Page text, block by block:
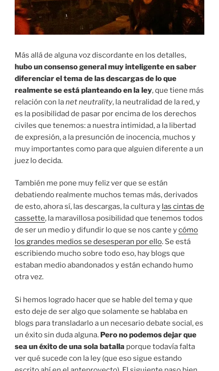
Más allá de alguna voz discordante en los detalles,
hubo un consenso general muy inteligente en saber
diferenciar el tema de las descargas de lo que
realmente se está planteando en la ley, que tiene más
relación con lanet neutrality, la neutralidad de la red, y
es la posibilidad de pasar por encima de los derechos
civiles que tenemos: a nuestra intimidad, a la libertad
de expresión, a la presunción de inocencia, muchos y
muy importantes como para que alguien diferente a un
juez lo decida.
También me pone muy feliz ver que se están
debatiendo realmente muchos temas más, derivados
de esto, ahora sí, las descargas, la cultura y las cintas de
cassette, la maravillosa posibilidad que tenemos todos
de ser un medio y difundir lo que se nos cante ycómo
los grandes medios se desesperan por ello. Se está
escribiendo mucho sobre todo eso, hay blogs que
estaban medio abandonados y están echando humo
otra vez.
Si hemos logrado hacer que se hable del tema y que
esto deje de ser algo que solamente se hablaba en
blogs para transladarlo a un necesario debate social, es
un éxito sin duda alguna. Pero no podemos dejar que
sea un éxito de una sola batalla porque todavía falta
ver qué sucede con la ley (que eso sigue estando